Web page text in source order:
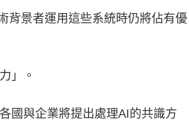
背景者運用這些系統時仍將佔有優
」。
國與企業將提出處理AI的共識方